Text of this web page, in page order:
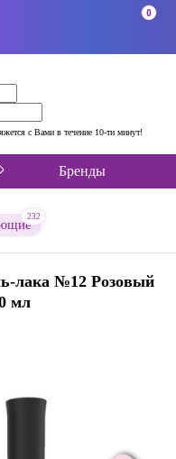
с Вами в течение 10-ти минут!
0
Бренды
232
лака №12 Розовый
мл